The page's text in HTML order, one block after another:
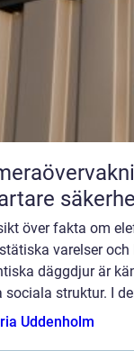
trygghet,
över fakta om
varelser
däggdjur är
sociala struktur. I
Uddenholm